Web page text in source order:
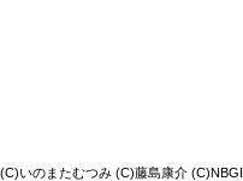
(C)いのまたむつみ (C)藤島康介 (C)NBGI